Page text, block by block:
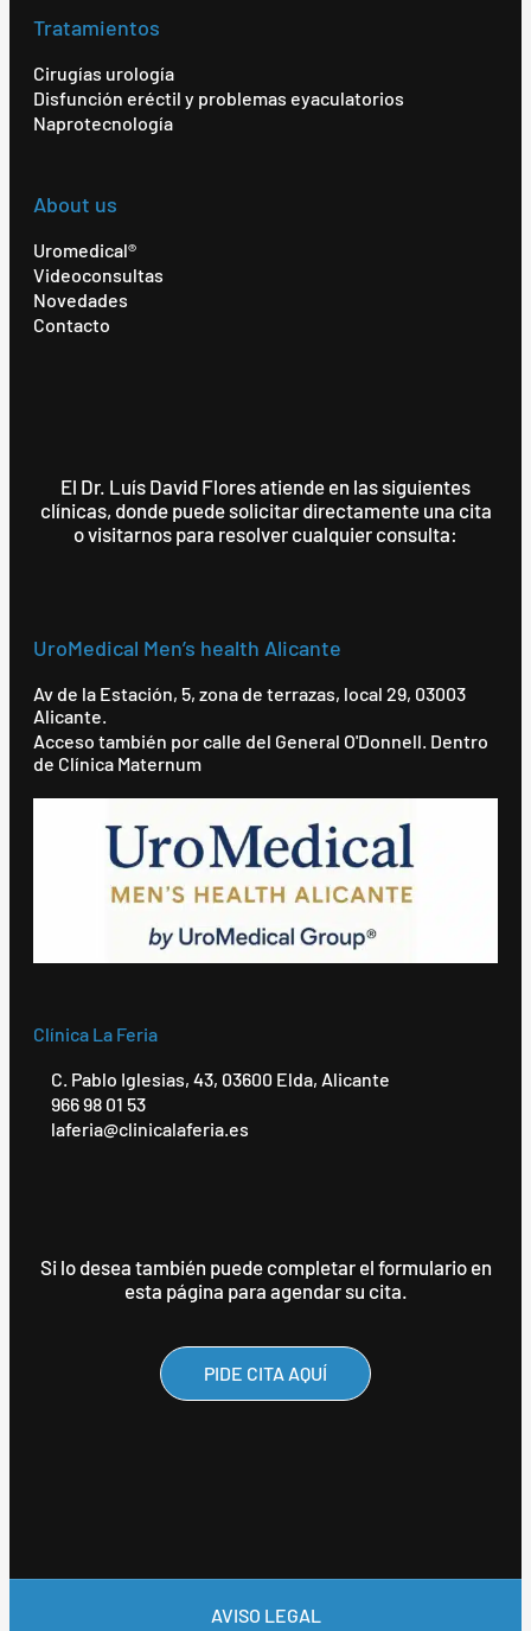
Tratamientos
Cirugías urología
Disfunción eréctil y problemas eyaculatorios
Naprotecnología
About us
Uromedical®
Videoconsultas
Novedades
Contacto
El Dr. Luís David Flores atiende en las siguientes
clínicas, donde puede solicitar directamente una cita
o visitarnos para resolver cualquier consulta:
UroMedical Men’s health Alicante
Av de la Estación, 5, zona de terrazas, local 29, 03003
Alicante.
Acceso también por calle del General O'Donnell. Dentro
de Clínica Maternum
Clínica La Feria
C. Pablo Iglesias, 43, 03600 Elda, Alicante
966 98 01 53
laferia@clinicalaferia.es
Si lo desea también puede completar el formulario en
esta página para agendar su cita.
PIDE CITA AQUÍ
AVISO LEGAL